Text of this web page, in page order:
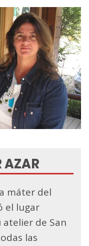
AZAR
máter del
el lugar
de San
las